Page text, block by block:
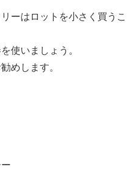
ーはロットを小さく買うこ
使いましょう。
めします。